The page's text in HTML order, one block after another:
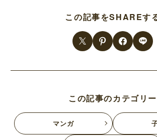
この記事をSHAREす
この記事のカテゴリー
マンガ